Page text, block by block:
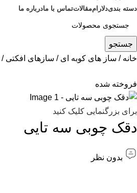
دسته بندیدلاراممقالاتتماس با مادرباره ما
جستجو
خانه ساز های کوبه ای سازهای افکتی
فروخته شده
برای بزرگنمایی کلیک کنید
دقک چوبی سه تایی
بدون نظر